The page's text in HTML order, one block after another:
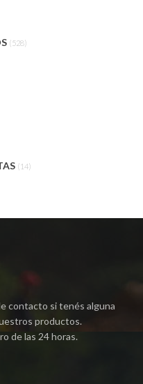
(528)
(14)
contacto si tenés alguna
productos.
de las 24 horas.